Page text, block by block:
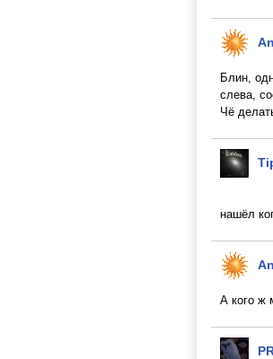
Блин,
слева,
Чё
нашёл
А кого ж